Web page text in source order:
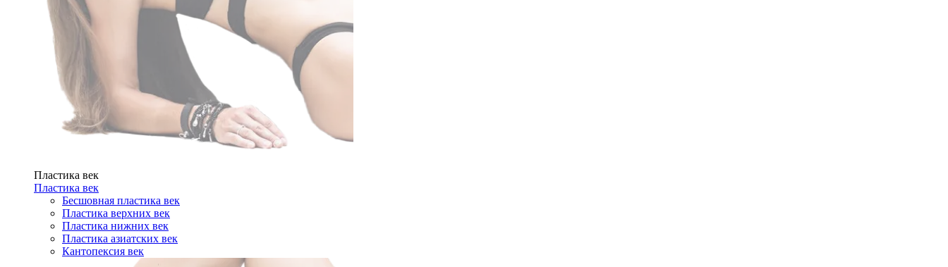
Пластика век
Пластика век
Бесшовная пластика век
Пластика верхних век
Пластика нижних век
Пластика азиатских век
Кантопексия век